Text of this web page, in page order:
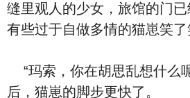
缝里观人的少女，旅馆的门
有些过于自做多情的猫崽笑了
“玛索，你在胡思乱想什么
后，猫崽的脚步更快了。